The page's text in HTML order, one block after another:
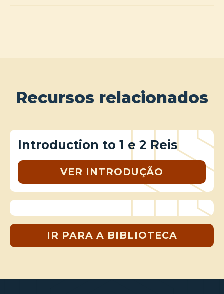
Recursos relacionados
Introduction to 1 e 2 Reis
VER INTRODUÇÃO
IR PARA A BIBLIOTECA